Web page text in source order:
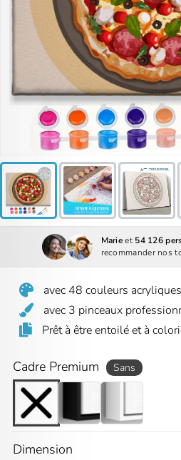
Marieet 54 126
recommander nos
avec 48 couleurs acryliques
avec 3 pinceaux
Prêt à être entoilé et à
Cadre Premium Sans
Dimension